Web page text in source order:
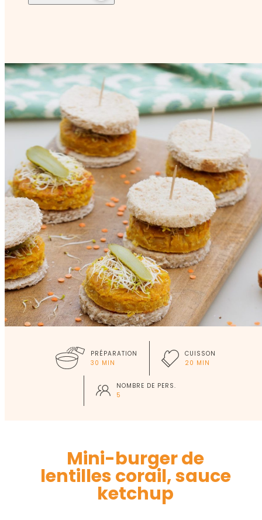
Mini-burger de
lentilles corail, sauce
ketchup
PRÉPARATION
30 MIN
CUISSON
20 MIN
NOMBRE DE PERS.
5